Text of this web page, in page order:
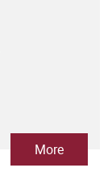
More